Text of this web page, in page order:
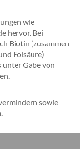
wie
hervor. Bei
Biotin (zusammen
Folsäure)
unter Gabe von
sowie